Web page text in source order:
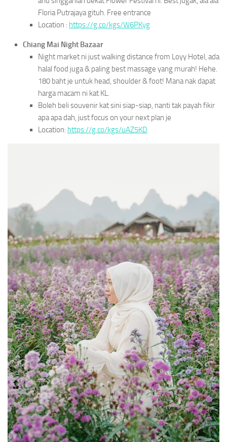
Floria Putrajaya gituh. Free entrance
Location : https://g.co/kgs/W6PKyg
Chiang Mai Night Bazaar
Night market ni just walking distance from Loyy Hotel, ada
halal food juga & paling best massage yang murah! Hehe.
180 baht je untuk head, shoulder & foot! Mana nak dapat
harga macam ni kat KL.
Boleh beli souvenir kat sini siap-siap, nanti tak payah fikir
apa apa dah, just focus on your next plan je
Location: https://g.co/kgs/uAZ5KD